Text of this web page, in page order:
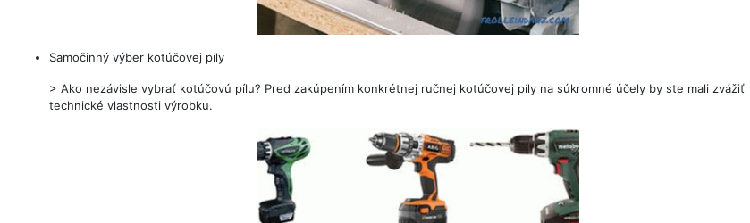
Samočinný výber kotúčovej píly
> Ako nezávisle vybrať kotúčovú pílu? Pred zakúpením konkrétnej ručnej kotúčovej píly na súkromné ​​účely by ste mali zvážiť
technické vlastnosti výrobku.